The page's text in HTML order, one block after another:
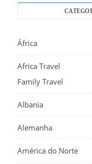
África
Africa Travel
Family Travel
Albania
Alemanha
América do Norte